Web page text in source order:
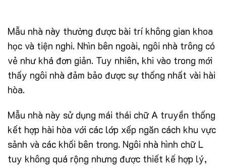
Mẫu nhà này thường được bài trí không gian khoa
học và tiện nghi. Nhìn bên ngoài, ngôi nhà trông có
vẻ như khá đơn giản. Tuy nhiên, khi vào trong mới
thấy ngôi nhà đảm bảo được sự thống nhất vài hài
hòa.
Mẫu nhà này sử dụng mái thái chữ A truyền thống
kết hợp hài hòa với các lớp xếp ngăn cách khu vực
sảnh và các khối bên trong. Ngôi nhà hình chữ L
tuy không quá rộng nhưng được thiết kế hợp lý,